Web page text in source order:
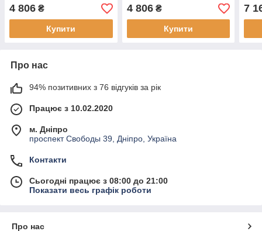
4 806 ₴
Купити
4 806₴
Купити
7
Про нас
94% позитивних з 76 відгуків за рік
Працює з 10.02.2020
м. Дніпро
проспект Свободы 39, Дніпро, Україна
Контакти
Сьогодні працює з 08:00 до 21:00
Показати весь графік роботи
Про нас